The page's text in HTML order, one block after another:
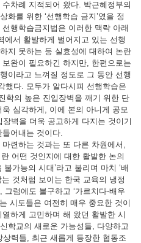
차례 지적되어 왔다. 박근혜정부의
화를 위한 ‘선행학습 금지’였을 정
행학습금지법은 이러한 맥락 아래
에서 활발하게 벌어지고 있는 선행
지 못하는 등 실효성에 대하여 논란
완이 필요하긴 하지만, 한편으로는
이라고 느껴질 정도로 그 동안 선행
했다. 모두가 알다시피 선행학습은
학의 높은 진입장벽을 깨기 위한 단
심각하게, 이에 본의 아니게 공모
벽을 더욱 공고하게 다지는 것이기
어내는 것이다.
련하는 것과는 또 다른 차원에서,
어떤 것인지에 대한 활발한 논의
가능의 시대’라고 불리며 마치 ‘배
것처럼 보이는 한국 교육의 냉정
럼에도 불구하고 ‘가르치다-배우
시도들은 여전히 매우 중요한 것이
하게 고민하며 해 왔던 활발한 시
학교의 새로운 가능성들, 다양하고
력들, 최근 새롭게 등장한 협동조